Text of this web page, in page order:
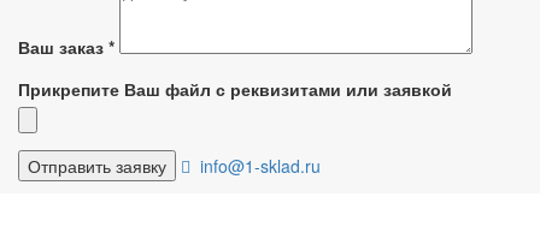
Ваш заказ *
Прикрепите Ваш файл с реквизитами или заявкой
info@1-sklad.ru